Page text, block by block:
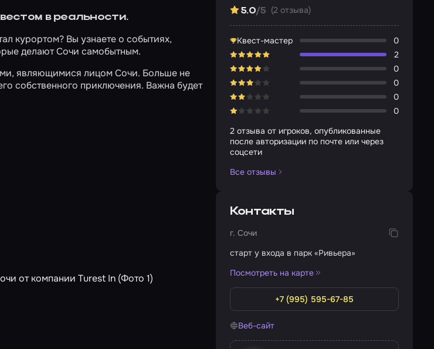
в реальности.
курортом? Вы узнаете о событиях,
делают Сочи самобытным.
являющимися лицом Сочи. Больше не
собственного приключения. Важна будет
5.0/5 (2 отзыва)
Квест-мастер
0
2
0
0
0
0
2 отзыва от игроков, опубликованные
после авторизации по почте или через
соцсети
Все отзывы
Контакты
г. Сочи
старт у входа в парк «Ривьера»
Посмотреть на карте
+7 (995) 595-67-85
Веб-сайт